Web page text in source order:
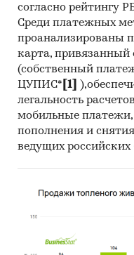
продукции,
таможенным
субсидиям и
Использование
статистических
на основе
целевого рынка
будущих
на мнение
База данных
статистики
согласно рейтингу
Среди платежных
проанализированы
карта,
(собственный
ЦУПИС* [1]
легальность
мобильные платежи,
пополнения и
ведущих российских